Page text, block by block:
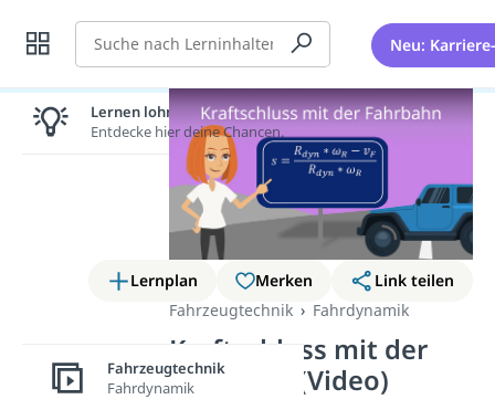
Suche Neu:
Lernplan Merken
Link teilen
Fahrzeugtechnik
Fahrdynamik
Kraftschluss mit der
Fahrbahn (Video)
Lernen lohnt sich!
Entdecke hier deine Chancen.
Fahrzeugtechnik
Fahrdynamik